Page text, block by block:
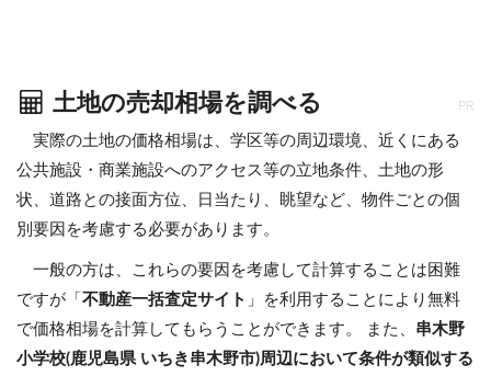
土地の売却相場を調べる PR
実際の土地の価格相場は、学区等の周辺環境、近くにある
公共施設・商業施設へのアクセス等の立地条件、土地の形
状、道路との接面方位、日当たり、眺望など、物件ごとの個
別要因を考慮する必要があります。
一般の方は、これらの要因を考慮して計算することは困難
ですが「 不動産一括査定サイト 」を利用することにより無料
で価格相場を計算してもらうことができます。 また、 串木野
小学校(鹿児島県 いちき串木野市)周辺において条件が類似する